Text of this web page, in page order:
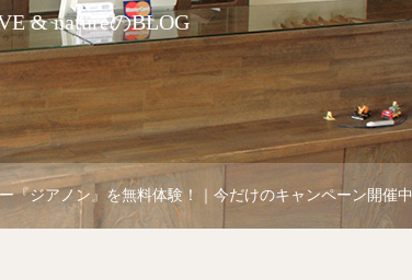
& natureのBLOG
『ジアノン』を無料体験！｜今だけのキャンペーン開催中